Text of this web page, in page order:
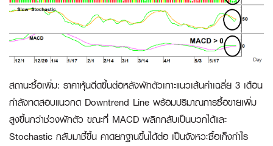
สถานะซื้อเพิ่ม: ราคาหุ้นดีดขึ้นต่อหลังพักตัวเกาะแนวเส้นค่าเฉลี่ย 3 เดือน
กำลังทดสอบแนวกด Downtrend Line พร้อมปริมาณการซื้อขายเพิ่ม
สูงขึ้นกว่าช่วงพักตัว ขณะที่ MACD พลิกกลับเป็นบวกได้และ
Stochastic กลับมาชี้ขึ้น คาดยกฐานขึ้นได้ต่อ เป็นจังหวะซื้อเก็งกำไร